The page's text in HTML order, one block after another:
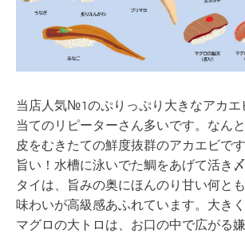
当店人気№1のぷりっぷり大きなアカエ
当てのリピーターさん多いです。なん
皮をむきたての鮮度抜群のアカエビで
旨い！水槽に泳いでた鯛をあげて活き
タイは、旨みの奥にほんのり甘い何と
味わいが高級感あふれています。大き
マグロの大トロは、お口の中で広がる